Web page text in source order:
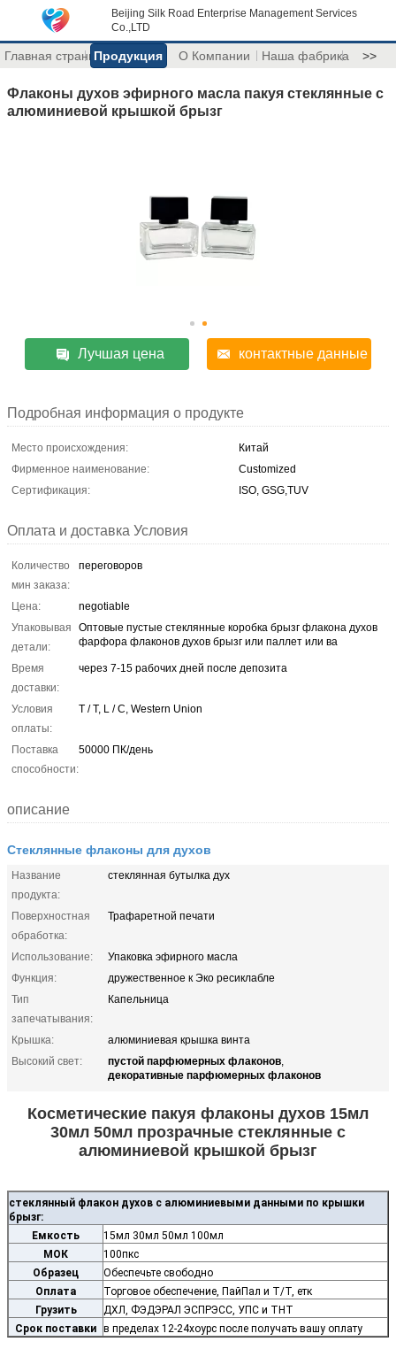
Beijing Silk Road Enterprise Management Services
Co.,LTD
Главная страницаПродукция О Компании Наша фабрика >>
Флаконы духов эфирного масла пакуя стеклянные с
алюминиевой крышкой брызг
Лучшая цена контактные данные
Подробная информация о продукте
Место происхождения:
Китай
Фирменное наименование:
Customized
Сертификация:
ISO, GSG,TUV
Оплата и доставка Условия
Количество
мин заказа:
переговоров
Цена:
negotiable
Упаковывая
детали:
Оптовые пустые стеклянные коробка брызг флакона духов
фарфора флаконов духов брызг или паллет или ва
Время
доставки:
через 7-15 рабочих дней после депозита
Условия
оплаты:
T / T, L / C, Western Union
Поставка
способности:
50000 ПК/день
описание
Стеклянные флаконы для духов
Название
продукта:
стеклянная бутылка дух
Поверхностная
обработка:
Трафаретной печати
Использование:
Упаковка эфирного масла
Функция:
дружественное к Эко ресиклабле
Тип
запечатывания:
Капельница
Крышка:
алюминиевая крышка винта
Высокий свет:
пустой парфюмерных флаконов,
декоративные парфюмерных флаконов
Косметические пакуя флаконы духов 15мл
30мл 50мл прозрачные стеклянные с
алюминиевой крышкой брызг
стеклянный флакон духов с алюминиевыми данными по крышки
брызг:
Емкость
15мл 30мл 50мл 100мл
МОК
100пкс
Образец
Обеспечьте свободно
Оплата
Торговое обеспечение, ПайПал и Т/Т, етк
Грузить
ДХЛ, ФЭДЭРАЛ ЭСПРЭСС, УПС и ТНТ
Срок поставки в пределах 12-24хоурс после получать вашу оплату